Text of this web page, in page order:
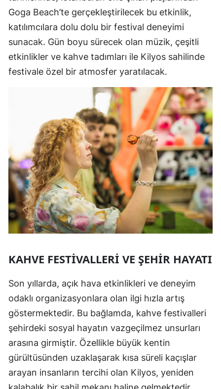
Goga Beach’te gerçekleştirilecek bu etkinlik,
katılımcılara dolu dolu bir festival deneyimi
sunacak. Gün boyu sürecek olan müzik, çeşitli
etkinlikler ve kahve tadımları ile Kilyos sahilinde
festivale özel bir atmosfer yaratılacak.
KAHVE FESTIVALLERI VE ŞEHIR HAYATI
Son yıllarda, açık hava etkinlikleri ve deneyim
odaklı organizasyonlara olan ilgi hızla artış
göstermektedir. Bu bağlamda, kahve festivalleri
şehirdeki sosyal hayatın vazgeçilmez unsurları
arasına girmiştir. Özellikle büyük kentin
gürültüsünden uzaklaşarak kısa süreli kaçışlar
arayan insanların tercihi olan Kilyos, yeniden